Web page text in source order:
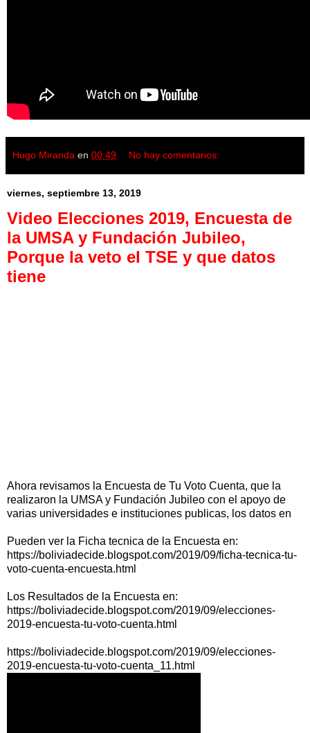
Hugo Miranda en 00:49 No hay comentarios:
viernes, septiembre 13, 2019
Video Elecciones 2019, Encuesta de
la UMSA y Fundación Jubileo,
Porque la veto el TSE y que datos
tiene
Ahora revisamos la Encuesta de Tu Voto Cuenta, que la
realizaron la UMSA y Fundación Jubileo con el apoyo de
varias universidades e instituciones publicas, los datos en
Pueden ver la Ficha tecnica de la Encuesta en:
https://boliviadecide.blogspot.com/2019/09/ficha-tecnica-tu-
voto-cuenta-encuesta.html
Los Resultados de la Encuesta en:
https://boliviadecide.blogspot.com/2019/09/elecciones-
2019-encuesta-tu-voto-cuenta.html
https://boliviadecide.blogspot.com/2019/09/elecciones-
2019-encuesta-tu-voto-cuenta_11.html